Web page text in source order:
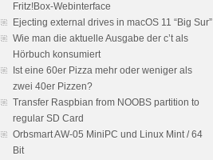
Fritz!Box-Webinterface
Ejecting external drives in macOS 11 “Big Sur”
Wie man die aktuelle Ausgabe der c’t als
Hörbuch konsumiert
Ist eine 60er Pizza mehr oder weniger als
zwei 40er Pizzen?
Transfer Raspbian from NOOBS partition to
regular SD Card
Orbsmart AW-05 MiniPC und Linux Mint / 64
Bit